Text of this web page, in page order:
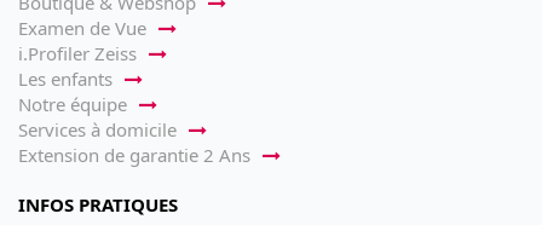
Examen de Vue
i.Profiler Zeiss
Les enfants
Notre équipe
Services à domicile
Extension de garantie 2 Ans
INFOS PRATIQUES